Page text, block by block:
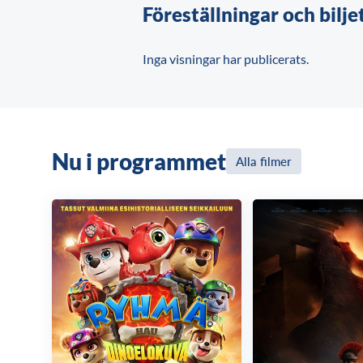
Föreställningar och
Inga visningar har publicerats.
Nu i programmet Alla filmer